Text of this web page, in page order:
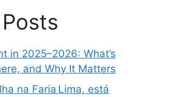
in 2025–2026: What’s
and Why It Matters
na Faria Lima, está